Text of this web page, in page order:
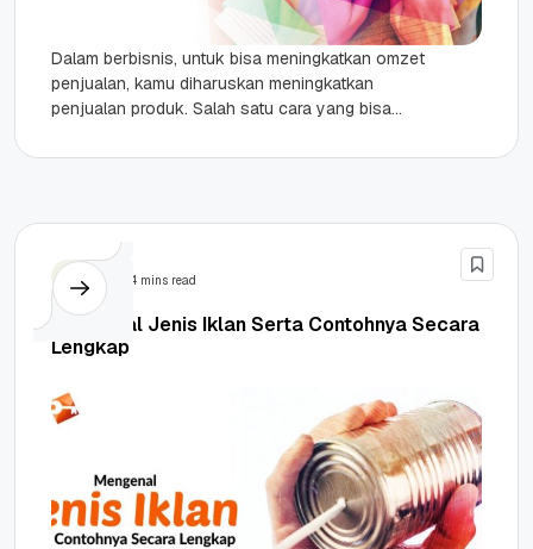
Dalam berbisnis, untuk bisa meningkatkan omzet
penjualan, kamu diharuskan meningkatkan
penjualan produk. Salah satu cara yang bisa
yaitu dengan...
4 mins read
Mengenal Jenis Iklan Serta Contohnya Secara
Lengkap